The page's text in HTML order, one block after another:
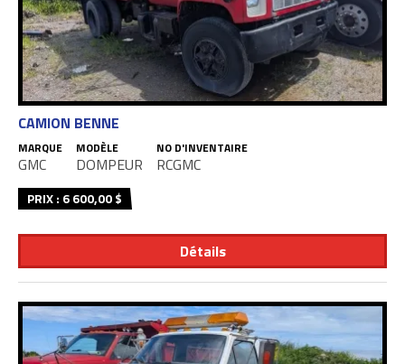
Détails
CAMION BENNE
MARQUE
GMC
MODÈLE
DOMPEUR
NO D'INVENTAIRE
RCGMC
PRIX : 6 600,00 $